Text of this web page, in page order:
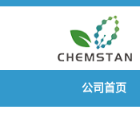
公司首页